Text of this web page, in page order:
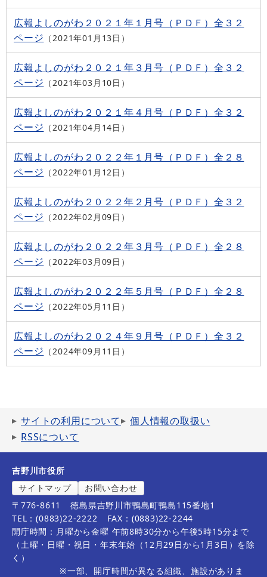
広報よしのがわ２０２１年１月号（ＰＤＦ）全３２
ページ
2021年01月13日
広報よしのがわ２０２１年３月号（ＰＤＦ）全３２
ページ
2021年03月10日
広報よしのがわ２０２１年４月号（ＰＤＦ）全３２
ページ
2021年04月14日
広報よしのがわ２０２２年１月号（ＰＤＦ）全２８
ページ
2022年01月12日
広報よしのがわ２０２２年２月号（ＰＤＦ）全３２
ページ
2022年02月09日
広報よしのがわ２０２２年３月号（ＰＤＦ）全２８
ページ
2022年03月09日
広報よしのがわ２０２２年５月号（ＰＤＦ）全２８
ページ
2022年05月11日
広報よしのがわ２０２４年９月号（ＰＤＦ）全３２
ページ
2024年09月11日
サイトの利用について
個人情報の取扱い
RSSについて
吉野川市役所
サイトマップ
お問い合わせ
〒776-8611
徳島県吉野川市鴨島町鴨島115番地1
TEL：(0883)22-2222
FAX：(0883)22-2244
開庁時間：月曜から金曜 午前8時30分から午後5時15分まで
（土曜・日曜・祝日・年末年始（12月29日から1月3日）を除
く）
※一部、開庁時間が異なる組織、施設がありま